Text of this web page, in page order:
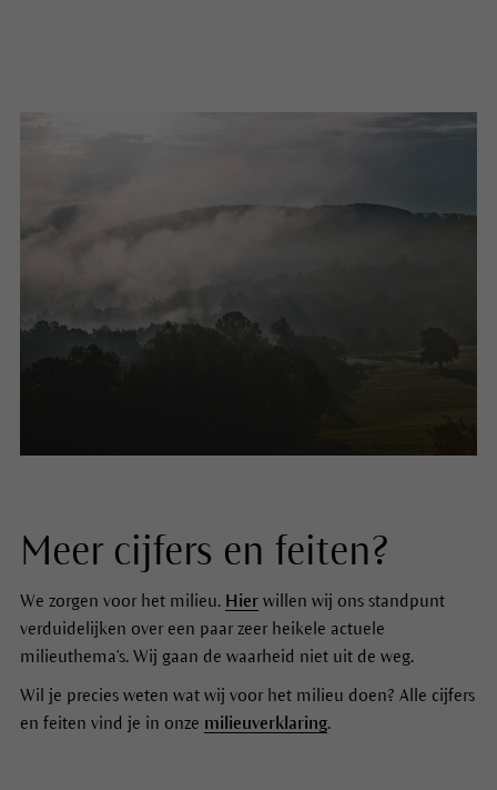
Meer cijfers en feiten?
We zorgen voor het milieu. Hierwillen wij ons standpunt
verduidelijken over een paar zeer heikele actuele
milieuthema's. Wij gaan de waarheid niet uit de weg.
Wil je precies weten wat wij voor het milieu doen? Alle cijfers
en feiten vind je in onze milieuverklaring.